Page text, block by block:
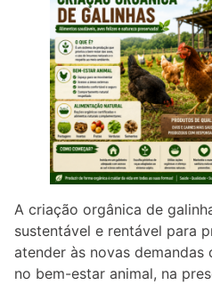
A criação orgânica de
sustentável e rentável para
atender às novas
no bem-estar animal, na